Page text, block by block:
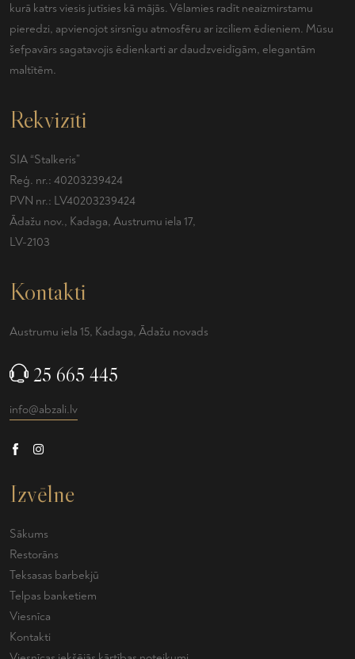
kurā katrs viesis jutīsies kā mājās. Vēlamies radīt neaizmirstamu
pieredzi, apvienojot sirsnīgu atmosfēru ar izciliem ēdieniem. Mūsu
šefpavārs sagatavojis ēdienkarti ar daudzveidīgām, elegantām
maltītēm.
Rekvizīti
SIA “Stalkeris”
Reģ. nr.: 40203239424
PVN nr.: LV40203239424
Ādažu nov., Kadaga, Austrumu iela 17,
LV-2103
Kontakti
Austrumu iela 15, Kadaga, Ādažu novads
25 665 445
info@abzali.lv
Izvēlne
Sākums
Restorāns
Teksasas barbekjū
Telpas banketiem
Viesnīca
Kontakti